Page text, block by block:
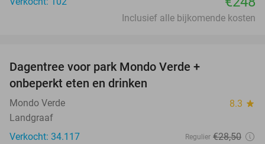
Inclusief alle bijkomende kosten
Dagentree voor park Mondo Verde +
onbeperkt eten en drinken
Mondo Verde 8.3 star
Landgraaf
Verkocht: 34.117
Regulier €28,50